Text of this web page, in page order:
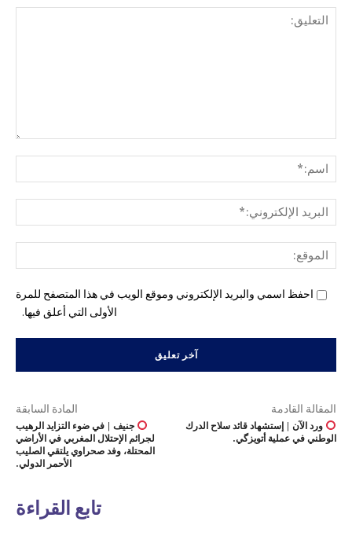
احفظ اسمي والبريد الإلكتروني وموقع الويب في هذا المتصفح للمرة
الأولى التي أعلق فيها.
المادة السابقة
جنيف | في ضوء التزايد الرهيب
لجرائم الإحتلال المغربي في الأراضي
المحتلة، وفد صحراوي يلتقي الصليب
الأحمر الدولي.
المقالة القادمة
ورد الآن | إستشهاد قائد سلاح الدرك
الوطني في عملية أتويزگي.
تابع القراءة